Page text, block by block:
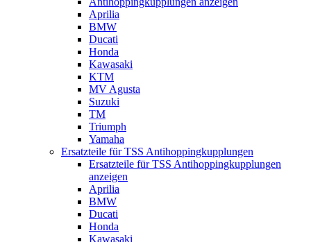
Aprilia
BMW
Ducati
Honda
Kawasaki
KTM
MV Agusta
Suzuki
TM
Triumph
Yamaha
Ersatzteile für TSS Antihoppingkupplungen
Ersatzteile für TSS Antihoppingkupplungen
anzeigen
Aprilia
BMW
Ducati
Honda
Kawasaki